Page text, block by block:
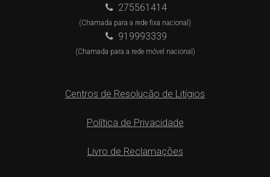
275561414
(Chamada para a rede fixa nacional)
919993339
(Chamada para a rede móvel nacional)
Centros de Resolução de Litígios
Política de Privacidade
Livro de Reclamações